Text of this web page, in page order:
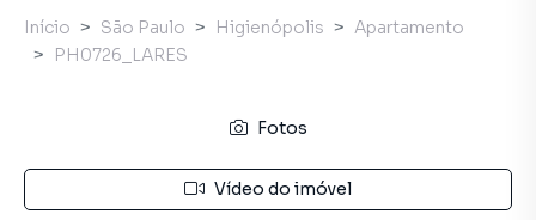
Início São Paulo Higienópolis
Apartamento
PH0726_LARES
Fotos
Vídeo do imóvel